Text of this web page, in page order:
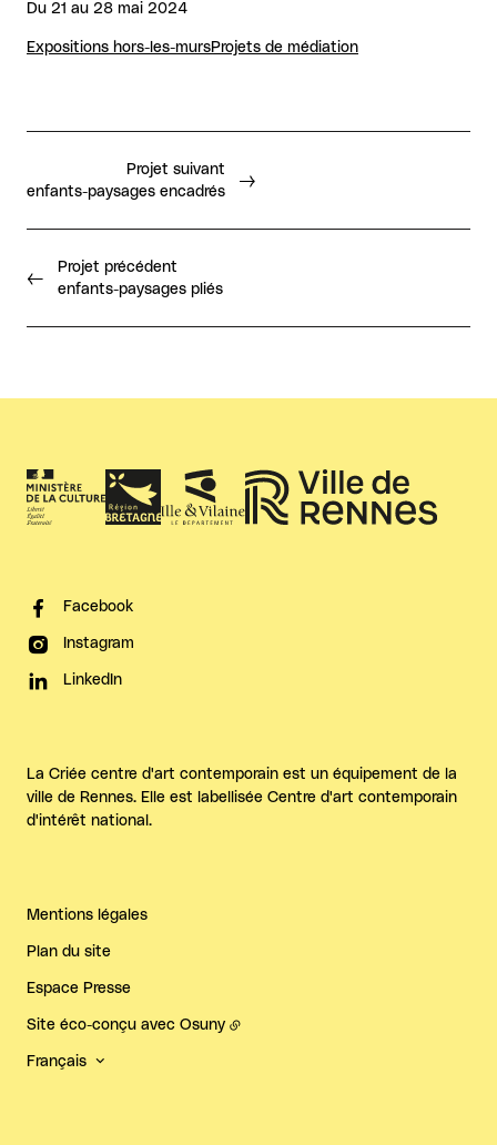
Du 21 au 28 mai 2024
Expositions hors-les-mursProjets de médiation
Projet précédent
enfants-paysages pliés
Projet suivant
enfants-paysages encadrés
Facebook
Instagram
LinkedIn
La Criée centre d'art contemporain est un équipement de la
ville de Rennes. Elle est labellisée Centre d'art contemporain
d'intérêt national.
Mentions légales
Plan du site
Espace Presse
Site éco-conçu avec Osuny
Français